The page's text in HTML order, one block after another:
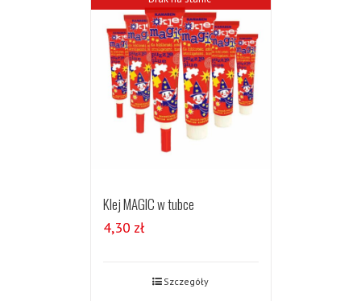
Klej MAGIC w tubce
4,30 zł
Szczegóły